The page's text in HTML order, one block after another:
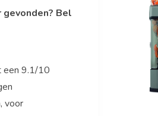
Bel
een 9.1/10
voor